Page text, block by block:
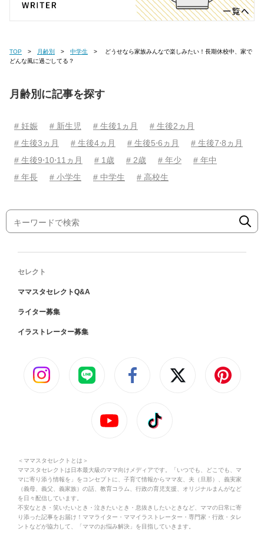
TOP 月齢別 中学生
どんな風に過ごしてる？
月齢別に記事を探す
# 妊娠 # 新生児 # 生後1ヵ月
# 生後2ヵ月
# 生後3ヵ月
# 生後4ヵ月 # 生後5⋅6ヵ月
# 生後7⋅8ヵ月
# 生後9⋅10⋅11ヵ月
# 1歳 # 2歳 # 年少
# 年中
# 年長
# 小学生 # 中学生 # 高校生
セレクト
ママスタセレクトQ&A
ライター募集
イラストレーター募集
＜ママスタセレクトとは＞
ママスタセレクトは日本最大級のママ向けメディアです。「いつでも、どこでも、マ
マに寄り添う情報を」をコンセプトに、子育て情報からママ友、夫（旦那）、義実家
（義母、義父、義家族）の話、教育コラム、行政の育児支援、オリジナルまんがなど
を日々配信しています。
不安なとき・笑いたいとき・泣きたいとき・息抜きしたいときなど、ママの日常に寄
り添った記事をお届け！ママライター・ママイラストレーター・専門家・行政・タレ
ントなどが協力して、「ママのお悩み解決」を目指していきます。